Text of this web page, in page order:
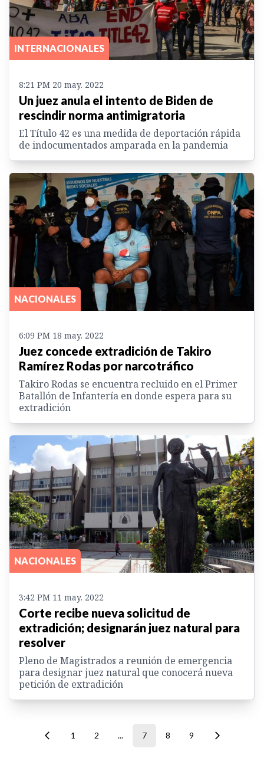
INTERNACIONALES
8:21 PM 20 may. 2022
Un juez anula el intento de Biden de
rescindir norma antimigratoria
El Título 42 es una medida de deportación rápida
de indocumentados amparada en la pandemia
NACIONALES
6:09 PM 18 may. 2022
Juez concede extradición de Takiro
Ramírez Rodas por narcotráfico
Takiro Rodas se encuentra recluido en el Primer
Batallón de Infantería en donde espera para su
extradición
NACIONALES
3:42 PM 11 may. 2022
Corte recibe nueva solicitud de
extradición; designarán juez natural para
resolver
Pleno de Magistrados a reunión de emergencia
para designar juez natural que conocerá nueva
petición de extradición
1 2 ... 7 8 9